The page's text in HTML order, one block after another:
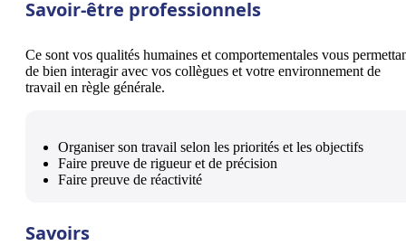
Savoir-être professionnels
Ce sont vos qualités humaines et comportementales vous
de bien interagir avec vos collègues et votre environnement de
travail en règle générale.
Organiser son travail selon les priorités et les objectifs
Faire preuve de rigueur et de précision
Faire preuve de réactivité
Savoirs